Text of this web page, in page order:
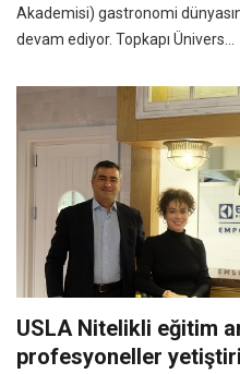
Akademisi) gastronomi
devam ediyor. Topkapı Ünivers...
USLA Nitelikli eğitim
profesyoneller